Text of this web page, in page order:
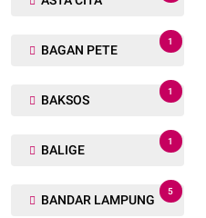
BAGAN PETE
1
BAKSOS
1
BALIGE
1
BANDAR LAMPUNG
5